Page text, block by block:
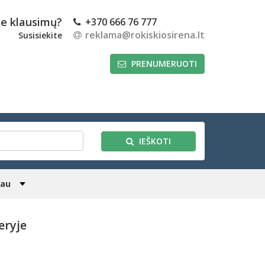
klausimų?
Susisiekite
+370 666 76 777
reklama@rokiskiosirena.lt
PRENUMERUOTI
IEŠKOTI